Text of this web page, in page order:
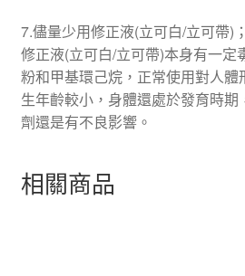
7.儘量少用修正液(立可白/立可帶)；
修正液(立可白/立可帶)本身有一定
粉和甲基環己烷，正常使用對人
生年齡較小，身體還處於發育時
劑還是有不良影響。
相關商品